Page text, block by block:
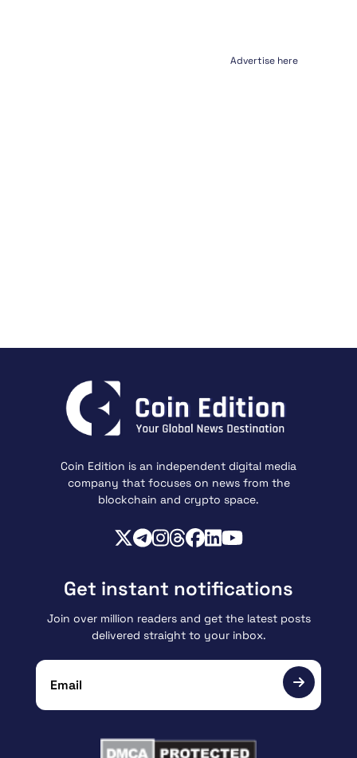
Advertise here
Coin Edition is an independent digital media
company that focuses on news from the
blockchain and crypto space.
Get instant notifications
Join over million readers and get the latest posts
delivered straight to your inbox.